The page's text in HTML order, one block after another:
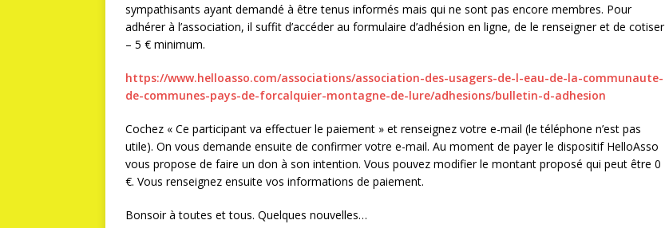
sympathisants ayant demandé à être tenus informés mais qui ne sont pas encore membres. Pour
adhérer à l’association, il suffit d’accéder au formulaire d’adhésion en ligne, de le renseigner et de cotiser
– 5 € minimum.
https://www.helloasso.com/associations/association-des-usagers-de-l-eau-de-la-communaute-
de-communes-pays-de-forcalquier-montagne-de-lure/adhesions/bulletin-d-adhesion
Cochez « Ce participant va effectuer le paiement » et renseignez votre e-mail (le téléphone n’est pas
utile). On vous demande ensuite de confirmer votre e-mail. Au moment de payer le dispositif HelloAsso
vous propose de faire un don à son intention. Vous pouvez modifier le montant proposé qui peut être 0
€. Vous renseignez ensuite vos informations de paiement.
Bonsoir à toutes et tous. Quelques nouvelles…